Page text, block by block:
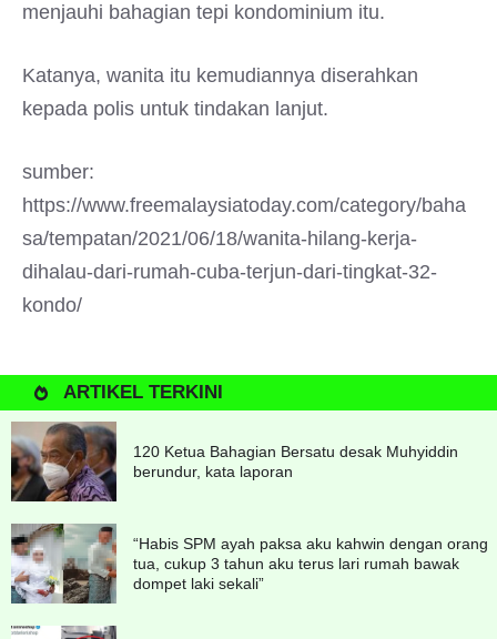
menjauhi bahagian tepi kondominium itu.
Katanya, wanita itu kemudiannya diserahkan
kepada polis untuk tindakan lanjut.
sumber:
https://www.freemalaysiatoday.com/category/baha
sa/tempatan/2021/06/18/wanita-hilang-kerja-
dihalau-dari-rumah-cuba-terjun-dari-tingkat-32-
kondo/
ARTIKEL TERKINI
120 Ketua Bahagian Bersatu desak Muhyiddin
berundur, kata laporan
“Habis SPM ayah paksa aku kahwin dengan orang
tua, cukup 3 tahun aku terus lari rumah bawak
dompet laki sekali”